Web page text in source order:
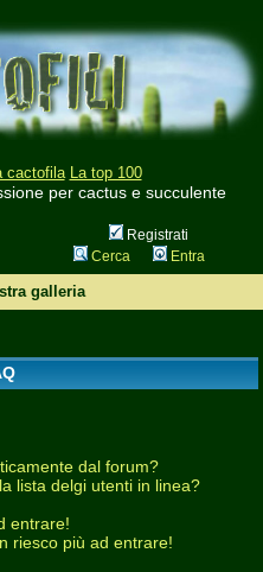
cactofila La top 100
per cactus e succulente
Registrati
Cerca Entra
galleria
dal forum?
lista delgi utenti in linea?
entrare!
riesco più ad entrare!